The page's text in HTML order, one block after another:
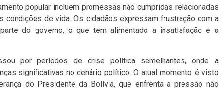
popular incluem promessas não cumpridas relacionadas
condições de vida. Os cidadãos expressam frustração com a
do governo, o que tem alimentado a insatisfação e a
por períodos de crise política semelhantes, onde a
significativas no cenário político. O atual momento é visto
do Presidente da Bolívia, que enfrenta a pressão não